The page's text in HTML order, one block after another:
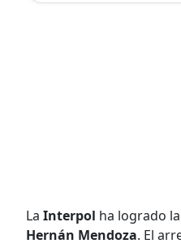
La Interpol ha logrado
Hernán Mendoza. El